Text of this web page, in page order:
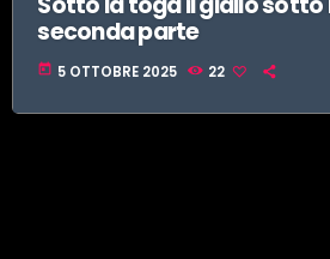
seconda parte
today 5 OTTOBRE 2025 22